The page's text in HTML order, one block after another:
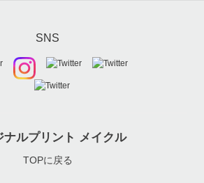
SNS
ナルプリント メイクル
TOPに戻る